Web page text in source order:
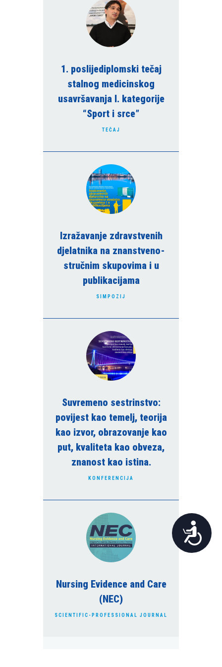
Pristupačnost
Bol u dentalnoj medicini
Upotreba lasera u dentalnoj
medicini
Loko-regionalna anestezija i
analgezija
Engleski jezik 6
1. poslijediplomski tečaj
stalnog medicinskog
usavršavanja I. kategorije
“Sport i srce”
TEČAJ
Izražavanje zdravstvenih
djelatnika na znanstveno-
stručnim skupovima i u
publikacijama
SIMPOZIJ
Suvremeno sestrinstvo:
povijest kao temelj, teorija
kao izvor, obrazovanje kao
put, kvaliteta kao obveza,
znanost kao istina.
KONFERENCIJA
Nursing Evidence and Care
(NEC)
SCIENTIFIC-PROFESSIONAL JOURNAL